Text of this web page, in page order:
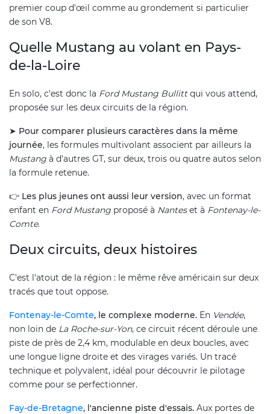
premier coup d'œil comme au grondement si particulier
de son V8.
Quelle Mustang au volant en Pays-
de-la-Loire
En solo, c'est donc la Ford Mustang Bullittqui vous attend,
proposée sur les deux circuits de la région.
➤ Pour comparer plusieurs caractères dans la même
journée, les formules multivolant associent par ailleurs la
Mustang à d'autres GT, sur deux, trois ou quatre autos selon
la formule retenue.
👉 Les plus jeunes ont aussi leur version, avec un format
enfant en Ford Mustang proposé à Nanteset à Fontenay-le-
Comte.
Deux circuits, deux histoires
C'est l'atout de la région : le même rêve américain sur deux
tracés que tout oppose.
Fontenay-le-Comte, le complexe moderne. En Vendée,
non loin de La Roche-sur-Yon, ce circuit récent déroule une
piste de près de 2,4 km, modulable en deux boucles, avec
une longue ligne droite et des virages variés. Un tracé
technique et polyvalent, idéal pour découvrir le pilotage
comme pour se perfectionner.
Fay-de-Bretagne, l'ancienne piste d'essais. Aux portes de